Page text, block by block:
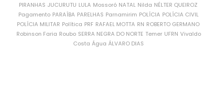
PIRANHAS JUCURUTU LULA Mossoró NATAL Nilda NÉLTER QUEIROZ
Pagamento PARAÍBA PARELHAS Parnamirim POLÍCIA POLÍCIA CIVIL
POLÍCIA MILITAR Política PRF RAFAEL MOTTA RN ROBERTO GERMANO
Robinson Faria Roubo SERRA NEGRA DO NORTE Temer UFRN Vivaldo
Costa Água ÁLVARO DIAS